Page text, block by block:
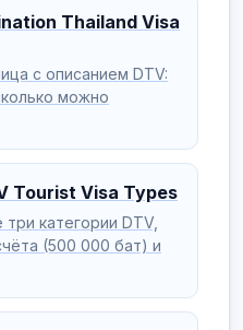
Thailand Visa
с описанием DTV:
можно
Tourist Visa Types
категории DTV,
(500 000 бат) и